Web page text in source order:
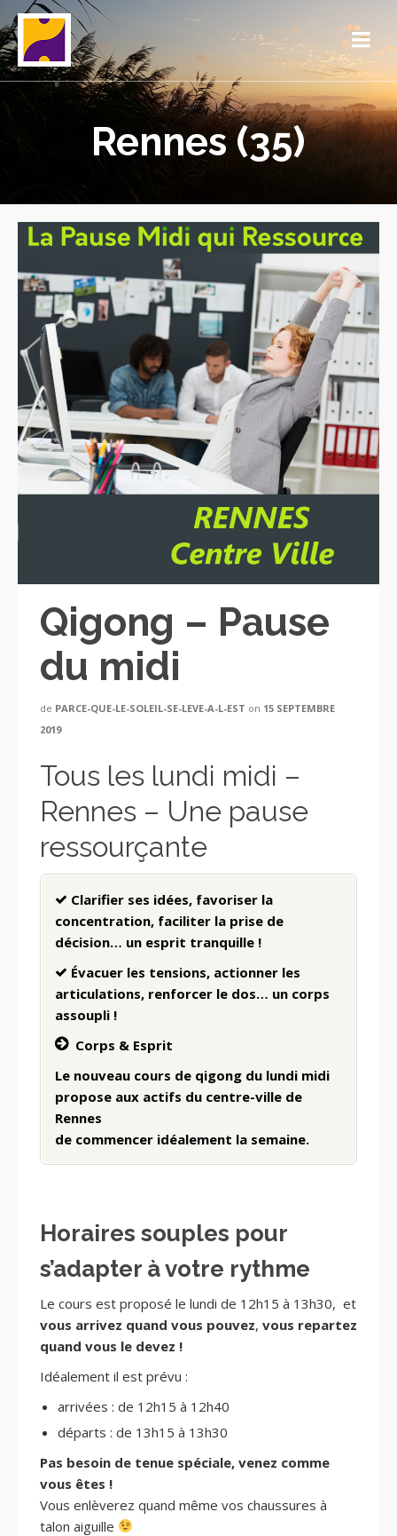
Rennes (35)
Qigong – Pause
du midi
de PARCE-QUE-LE-SOLEIL-SE-LEVE-A-L-EST on 15 SEPTEMBRE
2019
Tous les lundi midi –
Rennes – Une pause
ressourçante
Clarifier ses idées, favoriser la
concentration, faciliter la prise de
décision… un esprit tranquille !
Évacuer les tensions, actionner les
articulations, renforcer le dos… un corps
assoupli !
Corps & Esprit
Le nouveau cours de qigong du lundi midi
propose aux actifs du centre-ville de
Rennes
de commencer idéalement la semaine.
Horaires souples pour
s’adapter à votre rythme
Le cours est proposé le lundi de 12h15 à 13h30, et
vous arrivez quand vous pouvez, vous repartez
quand vous le devez !
Idéalement il est prévu :
arrivées : de 12h15 à 12h40
départs : de 13h15 à 13h30
Pas besoin de tenue spéciale, venez comme
vous êtes !
Vous enlèverez quand même vos chaussures à
talon aiguille